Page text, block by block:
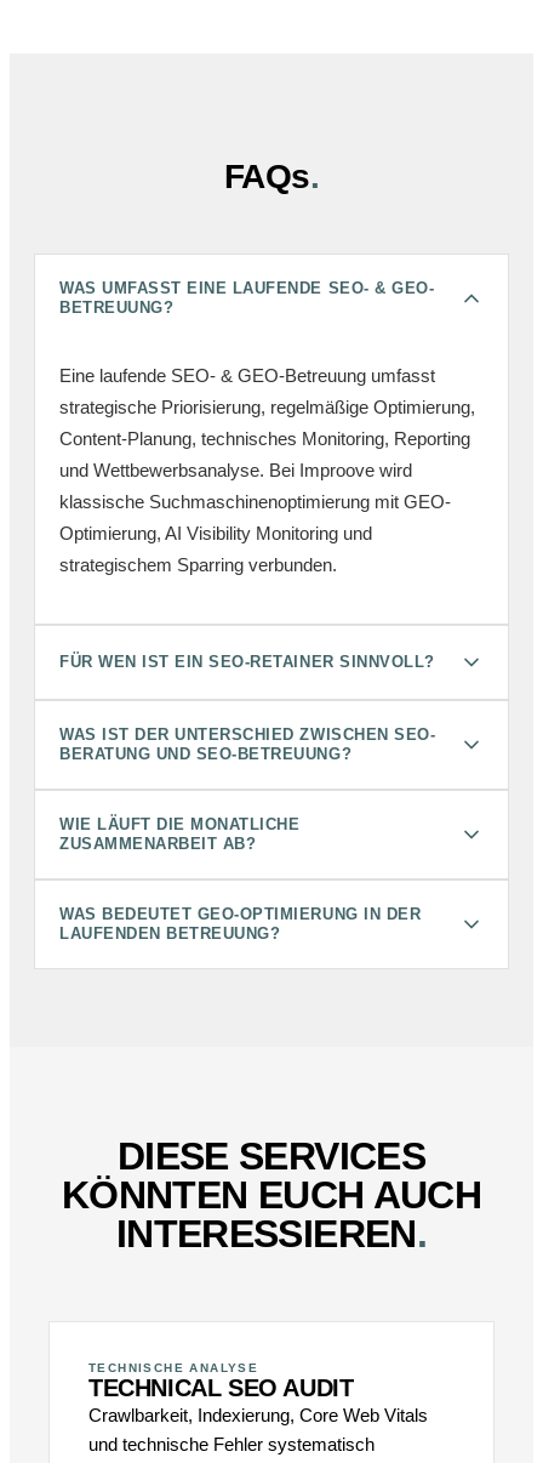
FAQs.
WAS UMFASST EINE LAUFENDE SEO- & GEO-
BETREUUNG?
Eine laufende SEO- & GEO-Betreuung umfasst
strategische Priorisierung, regelmäßige Optimierung,
Content-Planung, technisches Monitoring, Reporting
und Wettbewerbsanalyse. Bei Improove wird
klassische Suchmaschinenoptimierung mit GEO-
Optimierung, AI Visibility Monitoring und
strategischem Sparring verbunden.
FÜR WEN IST EIN SEO-RETAINER SINNVOLL?
WAS IST DER UNTERSCHIED ZWISCHEN SEO-
BERATUNG UND SEO-BETREUUNG?
WIE LÄUFT DIE MONATLICHE
ZUSAMMENARBEIT AB?
WAS BEDEUTET GEO-OPTIMIERUNG IN DER
LAUFENDEN BETREUUNG?
DIESE SERVICES
KÖNNTEN EUCH AUCH
INTERESSIEREN.
TECHNISCHE ANALYSE
TECHNICAL SEO AUDIT
Crawlbarkeit, Indexierung, Core Web Vitals
und technische Fehler systematisch